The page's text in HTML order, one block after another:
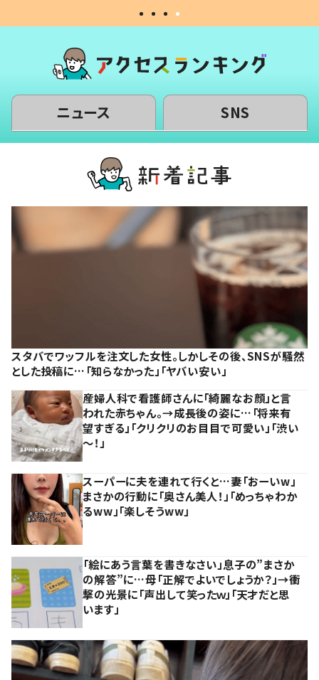
ニュース SNS
スタバでワッフルを注文した女性。しかしその後、SNSが騒然
とした投稿に…「知らなかった」「ヤバい安い」
産婦人科で看護師さんに「綺麗なお顔」と言
われた赤ちゃん。→成長後の姿に…「将来有
望すぎる」「クリクリのお目目で可愛い」「渋い
～！」
スーパーに夫を連れて行くと…妻「おーいw」
まさかの行動に「奥さん美人！」「めっちゃわか
るww」「楽しそうww」
「絵にあう言葉を書きなさい」息子の”まさか
の解答”に…母「正解でよいでしょうか？」→衝
撃の光景に「声出して笑ったｗ」「天才だと思
います」